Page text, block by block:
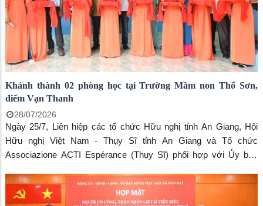
Khánh thành 02 phòng học tại Trường Mầm non Thổ Sơn,
điểm Vạn Thanh
28/07/2026
Ngày 25/7, Liên hiệp các tổ chức Hữu nghị tỉnh An Giang, Hội
Hữu nghị Việt Nam - Thụy Sĩ tỉnh An Giang và Tổ chức
Associazione ACTI Espérance (Thụy Sĩ) phối hợp với Ủy ban
dụng công trình xây dựng mới 02 phòng học tại Trường Mầm non
Thổ Sơn, điểm Vạn Thanh, xã Hòn Đất. Đến dự buổi lễ có ông